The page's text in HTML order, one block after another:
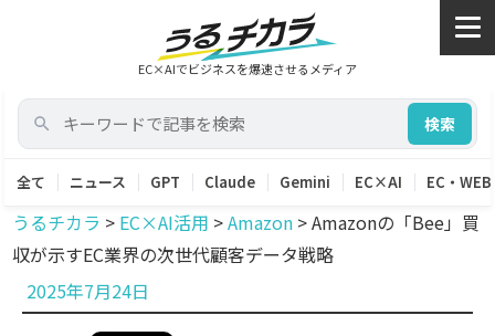
EC×AIでビジネスを爆速させるメディア
検索
全て ニュース GPT Claude Gemini EC×AI EC・WEB
うるチカラ > EC×AI活用 >Amazon >Amazonの「Bee」買
収が示すEC業界の次世代顧客データ戦略
投
稿
2025年7月24日